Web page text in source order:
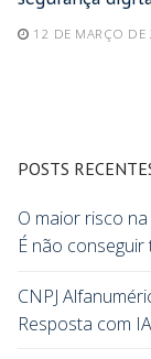
12 DE MARÇO DE
POSTS
O maior risco
É não
CNPJ
Resposta com IA